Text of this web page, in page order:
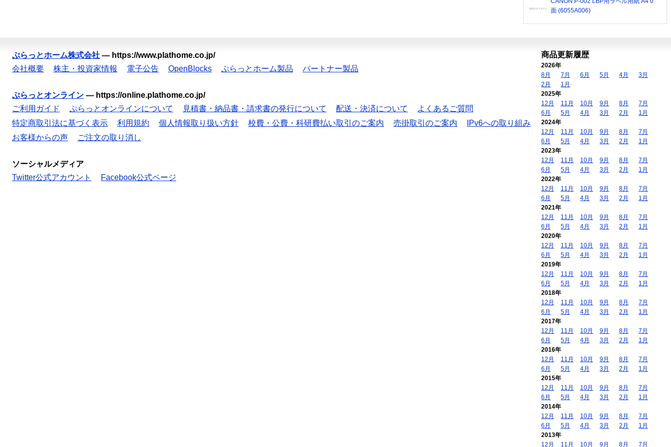
面 (6055A006)
ぷらっとホーム株式会社 — https://www.plathome.co.jp/
会社概要
株主・投資家情報 電子公告 OpenBlocks ぷらっとホーム製品 パートナー製品
ぷらっとオンライン — https://online.plathome.co.jp/
ご利用ガイド
ぷらっとオンラインについて 見積書・納品書・請求書の発行について 配送・決済について
よくあるご質問
特定商取引法に基づく表示
利用規約 個人情報取り扱い方針 校費・公費・科研費払い取引のご案内 売掛取引のご案内
IPv6への取り組み
お客様からの声
ご注文の取り消し
ソーシャルメディア
Twitter公式アカウント
Facebook公式ページ
商品更新履歴
2026年
8月
7月 6月 5月 4月
3月
2月
1月
2025年
12月
11月 10月 9月 8月
7月
6月
5月 4月 3月 2月
1月
2024年
12月
11月 10月 9月 8月
7月
6月
5月 4月 3月 2月
1月
2023年
12月
11月 10月 9月 8月
7月
6月
5月 4月 3月 2月
1月
2022年
12月
11月 10月 9月 8月
7月
6月
5月 4月 3月 2月
1月
2021年
12月
11月 10月 9月 8月
7月
6月
5月 4月 3月 2月
1月
2020年
12月
11月 10月 9月 8月
7月
6月
5月 4月 3月 2月
1月
2019年
12月
11月 10月 9月 8月
7月
6月
5月 4月 3月 2月
1月
2018年
12月
11月 10月 9月 8月
7月
6月
5月 4月 3月 2月
1月
2017年
12月
11月 10月 9月 8月
7月
6月
5月 4月 3月 2月
1月
2016年
12月
11月 10月 9月 8月
7月
6月
5月 4月 3月 2月
1月
2015年
12月
11月 10月 9月 8月
7月
6月
5月 4月 3月 2月
1月
2014年
12月
11月 10月 9月 8月
7月
6月
5月 4月 3月 2月
1月
2013年
12月
11月 10月 9月 8月 7月